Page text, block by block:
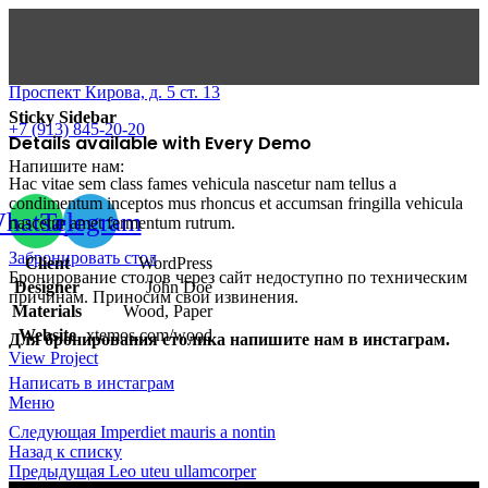
Проспект Кирова, д. 5 ст. 13
+7 (913) 845-20-20
Напишите нам:
Telegram
Забронировать стол
Бронирование столов через сайт недоступно по техническим
причинам. Приносим свои извинения.
Для бронирования столика напишите нам в инстаграм.
Написать в инстаграм
Меню
Sticky Sidebar
Details available with Every Demo
Hac vitae sem class fames vehicula nascetur nam tellus a
condimentum inceptos mus rhoncus et accumsan fringilla vehicula
nascetur amet fermentum rutrum.
Client
WordPress
Designer
John Doe
Materials
Wood, Paper
Website xtemos.com/wood
View Project
Следующая Imperdiet mauris a nontin
Назад к списку
Предыдущая Leo uteu ullamcorper